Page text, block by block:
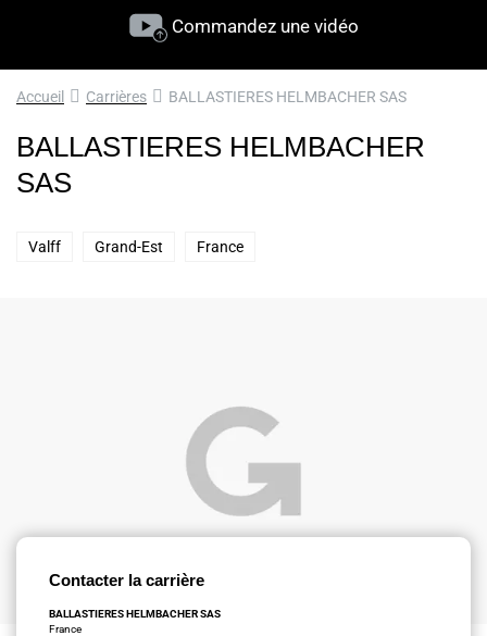
Commandez une vidéo
Accueil Carrières BALLASTIERES HELMBACHER SAS
BALLASTIERES HELMBACHER
SAS
Valff Grand-Est France
Contacter la carrière
BALLASTIERES HELMBACHER SAS
France